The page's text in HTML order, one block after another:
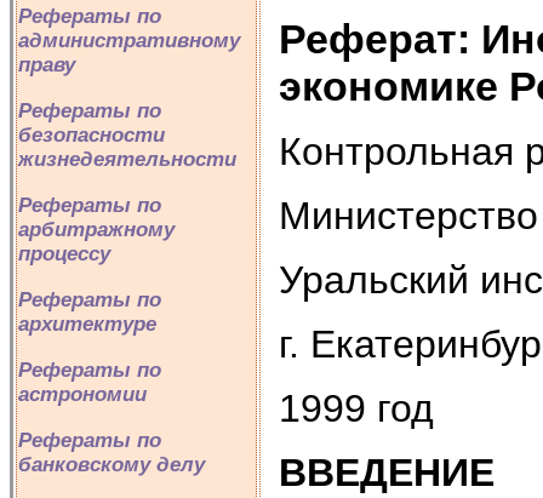
Рефераты по
административному
праву
Рефераты по
безопасности
жизнедеятельности
Рефераты по
арбитражному
процессу
Рефераты по
архитектуре
Рефераты по
астрономии
Рефераты по
банковскому делу
Реферат:
экономике
Контрольная
Уральский
г.
1999 год
ВВЕДЕНИЕ